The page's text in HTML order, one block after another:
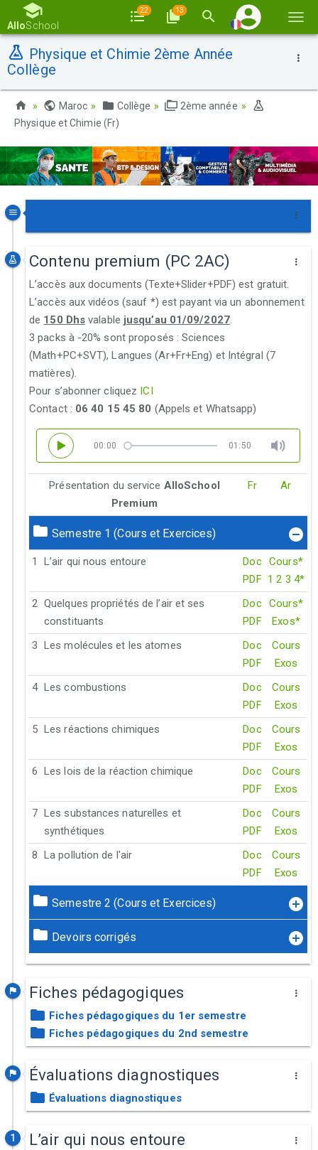
la
AlloSchool
22 13
Physique et Chimie 2ème Année
Collège
Maroc Collège
2ème année
Physique et Chimie (Fr)
Contenu premium (PC 2AC)
L’accès aux documents (Texte+Slider+PDF) est gratuit.
L’accès aux vidéos (sauf *) est payant via un abonnement
de 150 Dhs valable jusqu’au 01/09/2027.
3 packs à -20% sont proposés : Sciences
(Math+PC+SVT), Langues (Ar+Fr+Eng) et Intégral (7
matières).
Pour s’abonner cliquez ICI
Contact : 06 40 15 45 80 (Appels et Whatsapp)
00:00 01:50
Présentation du service AlloSchool
Premium
Fr Ar
Semestre 1 (Cours et Exercices)
1 L’air qui nous entoure
Doc
PDF
Cours*
1 2 3 4*
2 Quelques propriétés de l’air et ses
constituants
Doc
PDF
Cours*
Exos*
3
Les molécules et les atomes
Doc
PDF
Cours
Exos
4 Les combustions
Doc
PDF
Cours
Exos
5
Les réactions chimiques
Doc
PDF
Cours
Exos
6
Les lois de la réaction chimique
Doc
PDF
Cours
Exos
7
Les substances naturelles et
synthétiques
Doc
PDF
Cours
Exos
8
La pollution de l'air
Doc
PDF
Cours
Exos
Semestre 2 (Cours et Exercices)
Devoirs corrigés
Fiches pédagogiques
Fiches pédagogiques du 1er semestre
Fiches pédagogiques du 2nd semestre
Évaluations diagnostiques
Évaluations diagnostiques
1 L’air qui nous entoure